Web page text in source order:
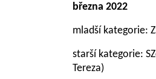
března 2022
mladší kategorie:
starší kategorie:
Tereza)